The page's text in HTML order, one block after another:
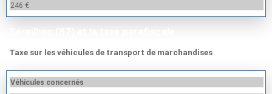
246 €
Taxe sur les véhicules de transport de marchandises
Véhicules concernés